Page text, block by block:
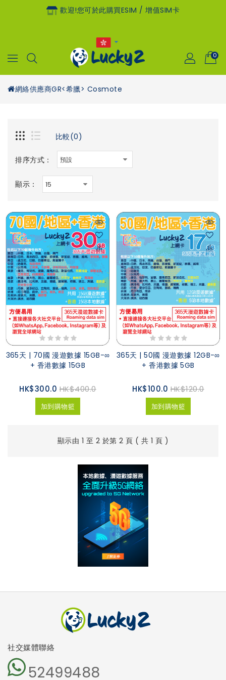
歡迎!您可於此購買eSIM / 增值SIM卡
0
網絡供應商GR<希臘> Cosmote
比較(0)
排序方式：
顯示：
365天 | 70國 漫遊數據 15GB-∞
+ 香港數據 15GB
HK$300.0 HK$400.0
加到購物籃
365天 | 50國 漫遊數據 12GB-∞
+ 香港數據 5GB
HK$100.0 HK$120.0
加到購物籃
顯示由 1 至 2 於第 2 頁 ( 共 1 頁 )
社交媒體聯絡
52499488